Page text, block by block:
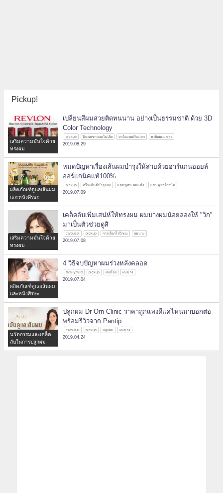
Pickup!
เสริมความมั่นใจด้วย
ทรงผม
เปลี่ยนสีผมสวยติดทนนาน อย่างเป็นธรรมชาติ ด้วย 3D
Color Technology
pickup ปิดผมขาวผมไม่เสีย ยาย้อมผมRevlon ยาย้อมผมขาว
2019.08.29
ผลิตภัณฑ์ดูแลเส้นผม
และหนังศีรษะ
หมดปัญหาเรื่องเส้นผมบำรุงให้สวยด้วยอาร์แกนออยล์
ออร์แกนิคแท้100%
pickup ทรีทเม้นต์บำรุงผม แชมพูสระผมแห้ง แชมพูออร์กานิค
2019.07.09
เสริมความมั่นใจด้วย
ทรงผม
เคล็ดลับเพิ่มเสน่ห์ให้ทรงผม ผมบางผมน้อยลองให้ "วิก"
มาเป็นตัวช่วยดูสิ
carousel pickup การเลือกใส่วิกผม ผมบาง
2019.07.08
ผลิตภัณฑ์ดูแลเส้นผม
และหนังศีรษะ
4 วิธีจบปัญหาผมร่วงหลังคลอด
familymild pickup ผมน้อย ผมบาง
2019.07.04
นวัตกรรมและเคล็ด
ลับในการปลูกผม
ปลูกผม Dr Orn Clinic ราคาถูกแพงดีแค่ไหนมาบอกต่อ
พร้อมรีวิวจาก Pantip
carousel pickup ปลูกผม ผมบาง
2019.04.24